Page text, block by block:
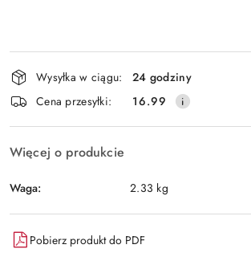
Wyślij
Dostępność
i
dostawa
Wysyłka w ciągu:
24 godziny
Cena przesyłki:
16.99
Więcej o produkcie
Waga: 2.33 kg
Pobierz produkt do PDF